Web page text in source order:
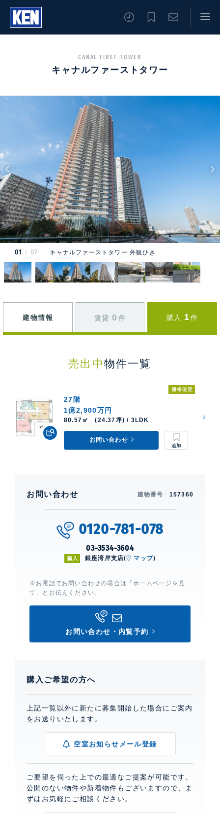
CANAL FIRST TOWER
キャナルファーストタワー
01 07 キャナルファーストタワー 外観ひき
建物情報 賃貸 0 件 購入 1 件
売出中 物件一覧
価格改定
27階
1億2,900万円
80.57㎡ (24.37坪) / 3LDK
お問い合わせ
お問い合わせ 建物番号 157360
0120-781-078
03-3534-3604
購入 銀座湾岸支店( マップ)
※お電話でお問い合わせの場合は「ホームページを見
て」とお伝えください。
お問い合わせ・内覧予約
購入ご希望の方へ
上記一覧以外に新たに募集開始した場合にご案内
をお送りいたします。
空室お知らせメール登録
ご要望を伺った上での最適なご提案が可能です。
公開のない物件や新着物件もございますので、ま
ずはお気軽にご相談ください。